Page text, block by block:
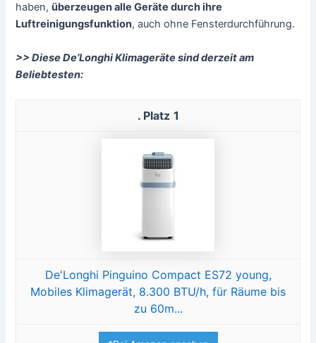
haben,überzeugen alle Geräte durch ihre
Luftreinigungsfunktion, auch ohne Fensterdurchführung.
>> Diese De’Longhi Klimageräte sind derzeit am
Beliebtesten:
1
De'Longhi Pinguino Compact ES72 young,
Mobiles Klimagerät, 8.300 BTU/h, für Räume bis
zu 60m...